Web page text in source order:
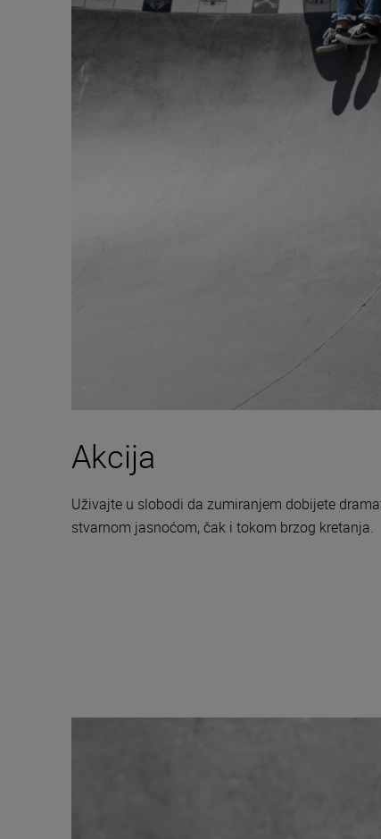
Akcija
Uživajte u slobodi da zumiranjem dobijete
stvarnom jasnoćom, čak i tokom brzog kretanja.